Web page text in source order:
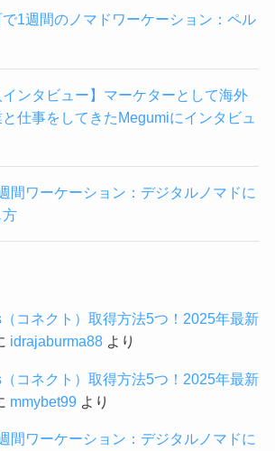
1週間のノマドワーケーション：ペル
インタビュー】マーケターとして海外
仕事をしてきたMegumiにインタビュ
間ワーケーション：デジタルノマドに
方
コネクト）取得方法5つ！2025年最新
idrajaburma88より
コネクト）取得方法5つ！2025年最新
mmybet99より
間ワーケーション：デジタルノマドに